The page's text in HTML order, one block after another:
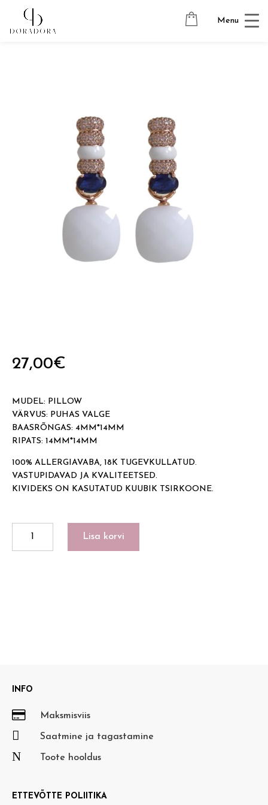
Menu
Avaleht Ripatsitega kõrvarõngad
→
PILLOW
27,00€
MUDEL: PILLOW
VÄRVUS: PUHAS VALGE
BAASRÕNGAS: 4MM*14MM
RIPATS: 14MM*14MM
100% ALLERGIAVABA, 18K TUGEVKULLATUD.
VASTUPIDAVAD JA KVALITEETSED.
KIVIDEKS ON KASUTATUD KUUBIK TSIRKOONE.
Lisa korvi
INFO
 Maksmisviis
 Saatmine ja tagastamine
N Toote hooldus
ETTEVÕTTE POLIITIKA